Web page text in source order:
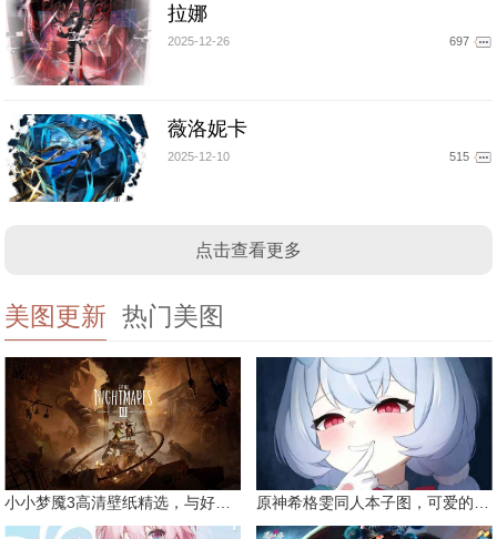
拉娜
2025-12-26 697
薇洛妮卡
2025-12-10 515
点击查看更多
美图更新 热门美图
小小梦魇3高清壁纸精选，与好友一同面对恐惧 原神希格雯同人本子图，可爱的双马尾